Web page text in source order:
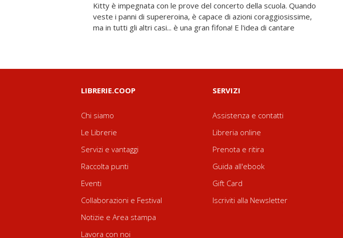
Kitty è impegnata con le prove del concerto della scuola. Quando
veste i panni di supereroina, è capace di azioni coraggiosissime,
ma in tutti gli altri casi... è una gran fifona! E l'idea di cantare
sui tetti, e la festa per il suo compleanno rischia di andare a rotoli.
Come farà Kitty a risolvere tanti guai in una volta sola? Non le
LIBRERIE.COOP
Chi siamo
Le Librerie
Servizi e vantaggi
Raccolta punti
Eventi
Collaborazioni e Festival
Notizie e Area stampa
Lavora con noi
SERVIZI
Assistenza e contatti
Libreria online
Prenota e ritira
Guida all'ebook
Gift Card
Iscriviti alla Newsletter